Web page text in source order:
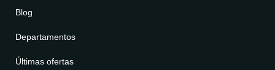
Blog
Departamentos
Últimas ofertas